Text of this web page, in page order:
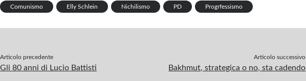
o
k
n
t
r
m A
p
Comunismo Elly Schlein Nichilismo PD Progrfessismo
Articolo precedente
Gli 80 anni di Lucio Battisti
Articolo successivo
Bakhmut, strategica o no, sta cadendo